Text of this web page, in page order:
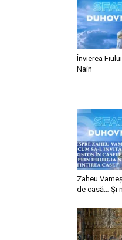
Învierea
Nain
Zaheu
de casă… Și